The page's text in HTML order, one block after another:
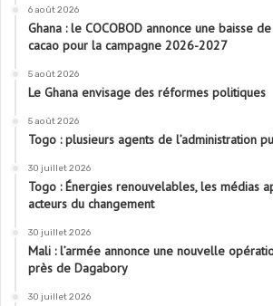
6 août 2026
Ghana : le COCOBOD annonce une baisse
cacao pour la campagne 2026-2027
5 août 2026
Le Ghana envisage des réformes politiques
5 août 2026
Togo : plusieurs agents de l’administration
30 juillet 2026
Togo : Énergies renouvelables, les médias
acteurs du changement
30 juillet 2026
Mali : l’armée annonce une nouvelle
près de Dagabory
30 juillet 2026